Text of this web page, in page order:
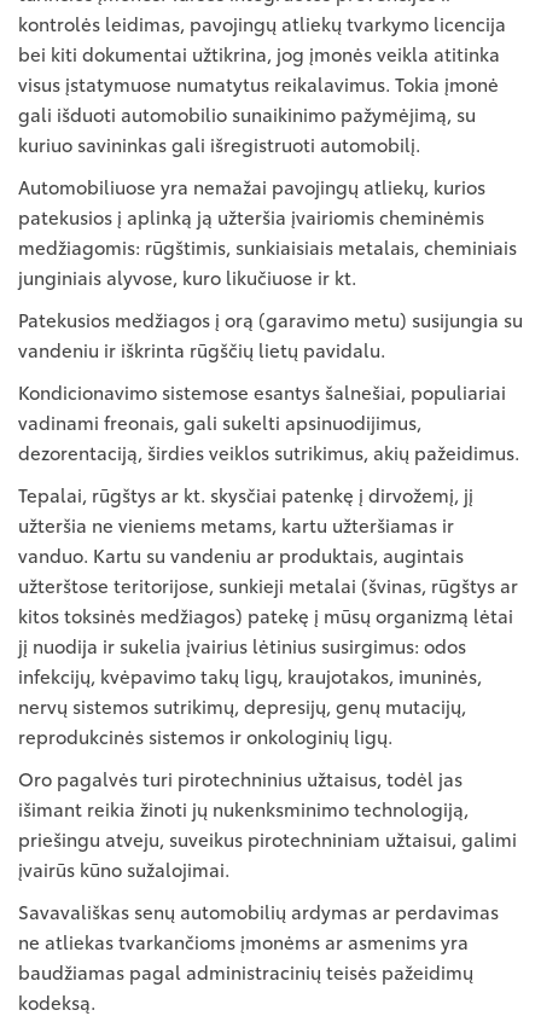
kontrolės leidimas, pavojingų atliekų tvarkymo licencija
bei kiti dokumentai užtikrina, jog įmonės veikla atitinka
visus įstatymuose numatytus reikalavimus. Tokia įmonė
gali išduoti automobilio sunaikinimo pažymėjimą, su
kuriuo savininkas gali išregistruoti automobilį.
Automobiliuose yra nemažai pavojingų atliekų, kurios
patekusios į aplinką ją užteršia įvairiomis cheminėmis
medžiagomis: rūgštimis, sunkiaisiais metalais, cheminiais
junginiais alyvose, kuro likučiuose ir kt.
Patekusios medžiagos į orą (garavimo metu) susijungia su
vandeniu ir iškrinta rūgščių lietų pavidalu.
Kondicionavimo sistemose esantys šalnešiai, populiariai
vadinami freonais, gali sukelti apsinuodijimus,
dezorentaciją, širdies veiklos sutrikimus, akių pažeidimus.
Tepalai, rūgštys ar kt. skysčiai patenkę į dirvožemį, jį
užteršia ne vieniems metams, kartu užteršiamas ir
vanduo. Kartu su vandeniu ar produktais, augintais
užterštose teritorijose, sunkieji metalai (švinas, rūgštys ar
kitos toksinės medžiagos) patekę į mūsų organizmą lėtai
jį nuodija ir sukelia įvairius lėtinius susirgimus: odos
infekcijų, kvėpavimo takų ligų, kraujotakos, imuninės,
nervų sistemos sutrikimų, depresijų, genų mutacijų,
reprodukcinės sistemos ir onkologinių ligų.
Oro pagalvės turi pirotechninius užtaisus, todėl jas
išimant reikia žinoti jų nukenksminimo technologiją,
priešingu atveju, suveikus pirotechniniam užtaisui, galimi
įvairūs kūno sužalojimai.
Savavališkas senų automobilių ardymas ar perdavimas
ne atliekas tvarkančioms įmonėms ar asmenims yra
baudžiamas pagal administracinių teisės pažeidimų
kodeksą.